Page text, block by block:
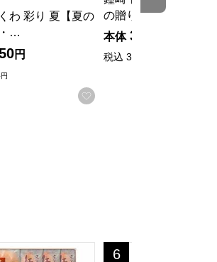
登録する
わ 彩り 夏【夏の
…
円
円
お気に入りに登録する
の贈りもの・…
本体 3,100
税込 3,348
まぼこ×5、チーズボール×3、菜ころん
こ店 笹かまぼこ詰合せ [AN-1]【おいし
馬上かまぼこ店 笹か
6